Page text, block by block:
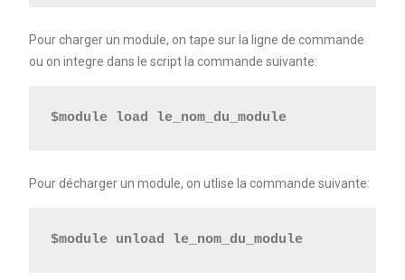
Pour charger un module, on tape sur la ligne de commande
ou on integre dans le script la commande suivante:
$module load le_nom_du_module
Pour décharger un module, on utlise la commande suivante:
$module unload le_nom_du_module